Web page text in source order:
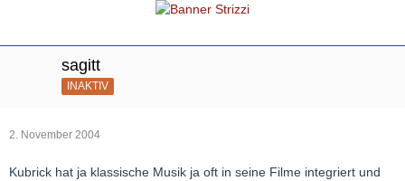
sagitt
INAKTIV
2. November 2004
Kubrick hat ja klassische Musik ja oft in seine Filme integriert und